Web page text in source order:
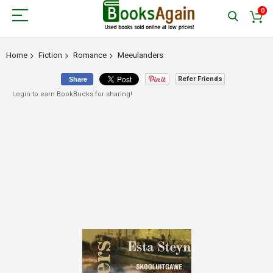
0
Home Fiction Romance Meeulanders
Share
Refer Friends
Login to earn BookBucks for sharing!